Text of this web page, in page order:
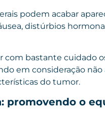
podem acabar
distúrbios
com bastante cuidado
em consideração
do tumor.
promovendo o